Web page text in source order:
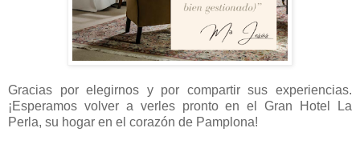
Gracias por elegirnos y por compartir sus experiencias.
¡Esperamos volver a verles pronto en el Gran Hotel La
Perla, su hogar en el corazón de Pamplona!